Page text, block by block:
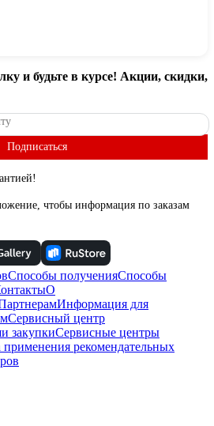
и будьте в курсе! Акции, скидки,
Подписаться
чтобы информация по заказам
Способы полученияСпособы
О
Информация для
Сервисный центр
закупкиСервисные центры
рекомендательных